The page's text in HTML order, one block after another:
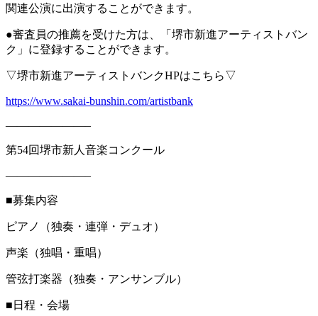
関連公演に出演することができます。
●審査員の推薦を受けた方は、「堺市新進アーティストバン
ク」に登録することができます。
▽堺市新進アーティストバンクHPはこちら▽
https://www.sakai-bunshin.com/artistbank
———————–
第54回堺市新人音楽コンクール
———————–
■募集内容
ピアノ（独奏・連弾・デュオ）
声楽（独唱・重唱）
管弦打楽器（独奏・アンサンブル）
■日程・会場